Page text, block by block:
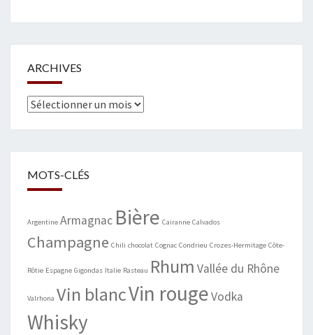
ARCHIVES
Archives
MOTS-CLÉS
Argentine Armagnac Bière Cairanne Calvados
Champagne Chili chocolat Cognac Condrieu Crozes-Hermitage Côte-
Rôtie Espagne Gigondas Italie Rasteau Rhum Vallée du Rhône
Valrhona Vin blancVin rougeVodka
Whisky